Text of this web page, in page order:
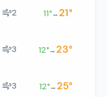
2 11°→ 21°
3 12°→ 23°
3 12°→ 25°